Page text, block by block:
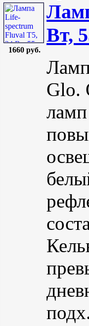
1660 руб.
Вт,
Glo.